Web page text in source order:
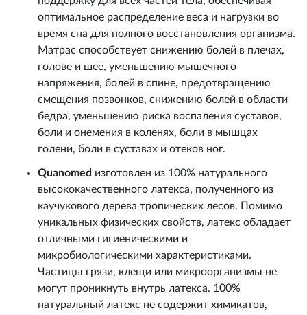
оптимальное распределение веса и нагрузки во
время сна для полного восстановления организма.
Матрас способствует снижению болей в плечах,
голове и шее, уменьшению мышечного
напряжения, болей в спине, предотвращению
смещения позвонков, снижению болей в области
бедра, уменьшению риска воспаления суставов,
боли и онемения в коленях, боли в мышцах
голени, боли в суставах и отеков ног.
Quanomed изготовлен из 100% натурального
высококачественного латекса, полученного из
каучукового дерева тропических лесов. Помимо
уникальных физических свойств, латекс обладает
отличными гигиеническими и
микробиологическими характеристиками.
Частицы грязи, клещи или микроорганизмы не
могут проникнуть внутрь латекса. 100%
натуральный латекс не содержит химикатов,